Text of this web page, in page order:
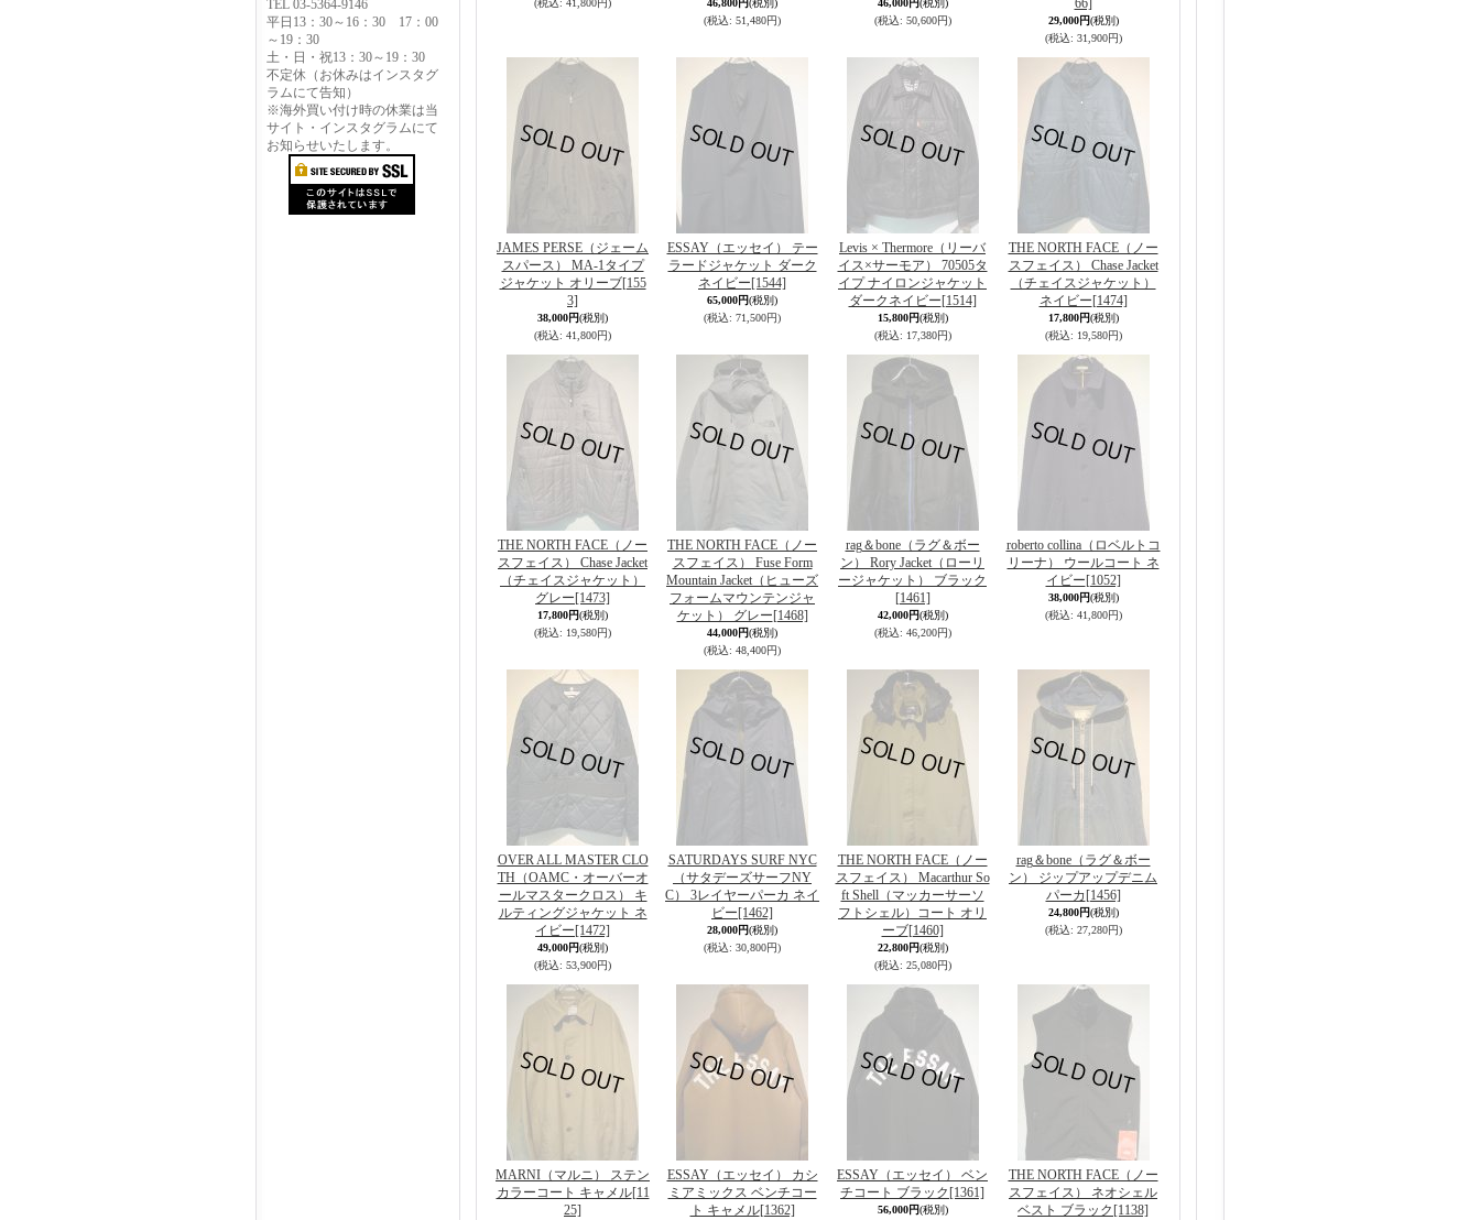
TEL 03-5364-9146
平日13：30～16：30 17：00
～19：30
土・日・祝13：30～19：30
不定休（お休みはインスタグ
ラムにて告知）
※海外買い付け時の休業は当
サイト・インスタグラムにて
お知らせいたします。
(税込: 41,800円) 46,800円(税別)
(税込: 51,480円)
46,000円(税別)
(税込: 50,600円)
66]
29,000円(税別)
(税込: 31,900円)
JAMES PERSE（ジェーム
スパース） MA-1タイプ
ジャケット オリーブ[155
3]
38,000円(税別)
(税込: 41,800円)
ESSAY（エッセイ） テー
ラードジャケット ダーク
ネイビー[1544]
65,000円(税別)
(税込: 71,500円)
Levis × Thermore（リーバ
イス×サーモア） 70505タ
イプ ナイロンジャケット
ダークネイビー[1514]
15,800円(税別)
(税込: 17,380円)
THE NORTH FACE（ノー
スフェイス） Chase Jacket
（チェイスジャケット）
ネイビー[1474]
17,800円(税別)
(税込: 19,580円)
THE NORTH FACE（ノー
スフェイス） Chase Jacket
（チェイスジャケット）
グレー[1473]
17,800円(税別)
(税込: 19,580円)
THE NORTH FACE（ノー
スフェイス） Fuse Form
Mountain Jacket（ヒューズ
フォームマウンテンジャ
ケット） グレー[1468]
44,000円(税別)
(税込: 48,400円)
rag＆bone（ラグ＆ボー
ン） Rory Jacket（ローリ
ージャケット） ブラック
[1461]
42,000円(税別)
(税込: 46,200円)
roberto collina（ロベルトコ
リーナ） ウールコート ネ
イビー[1052]
38,000円(税別)
(税込: 41,800円)
OVER ALL MASTER CLO
TH（OAMC・オーバーオ
ールマスタークロス） キ
ルティングジャケット ネ
イビー[1472]
49,000円(税別)
(税込: 53,900円)
SATURDAYS SURF NYC
（サタデーズサーフNY
C） 3レイヤーパーカ ネイ
ビー[1462]
28,000円(税別)
(税込: 30,800円)
THE NORTH FACE（ノー
スフェイス） Macarthur So
ft Shell（マッカーサーソ
フトシェル）コート オリ
ーブ[1460]
22,800円(税別)
(税込: 25,080円)
rag＆bone（ラグ＆ボー
ン） ジップアップデニム
パーカ [1456]
24,800円(税別)
(税込: 27,280円)
MARNI（マルニ） ステン
カラーコート キャメル[11
25]
ESSAY（エッセイ） カシ
ミアミックス ベンチコー
ト キャメル[1362]
ESSAY（エッセイ） ベン
チコート ブラック [1361]
56,000円(税別)
THE NORTH FACE（ノー
スフェイス） ネオシェル
ベスト ブラック [1138]